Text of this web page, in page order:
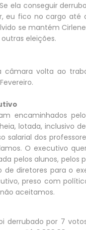
ela conseguir
eu fico no cargo até
se mantém
eleições.
câmara volta ao
encaminhados
lotada, inclusivo
dos
O executivo
pelos alunos, pelos
de diretores para o
preso com
aceitamos.
derrubado por 7